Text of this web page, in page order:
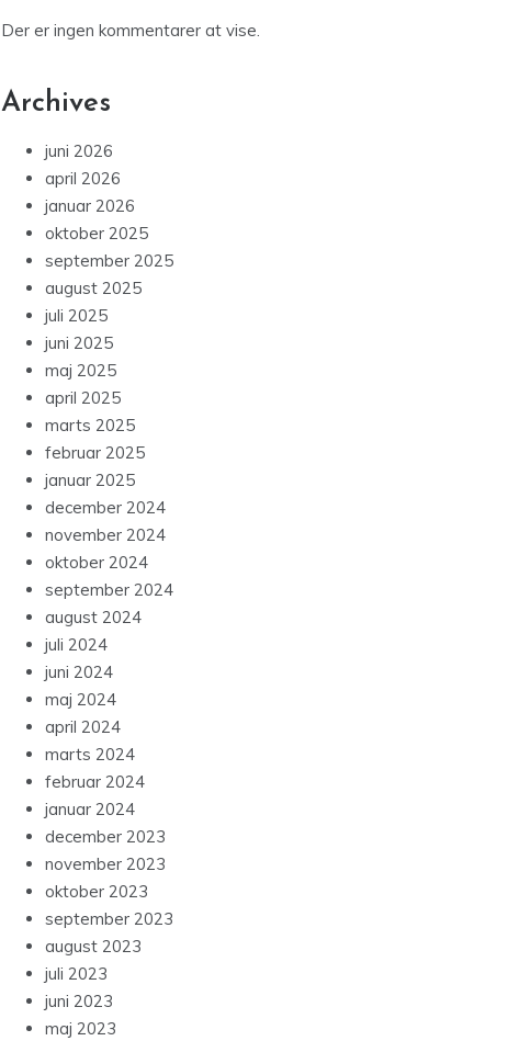
Der er ingen kommentarer at vise.
Archives
juni 2026
april 2026
januar 2026
oktober 2025
september 2025
august 2025
juli 2025
juni 2025
maj 2025
april 2025
marts 2025
februar 2025
januar 2025
december 2024
november 2024
oktober 2024
september 2024
august 2024
juli 2024
juni 2024
maj 2024
april 2024
marts 2024
februar 2024
januar 2024
december 2023
november 2023
oktober 2023
september 2023
august 2023
juli 2023
juni 2023
maj 2023